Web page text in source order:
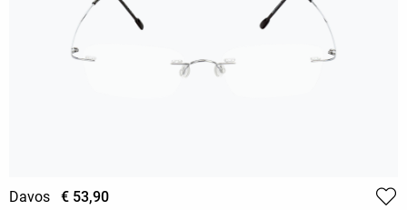
Davos € 53,90